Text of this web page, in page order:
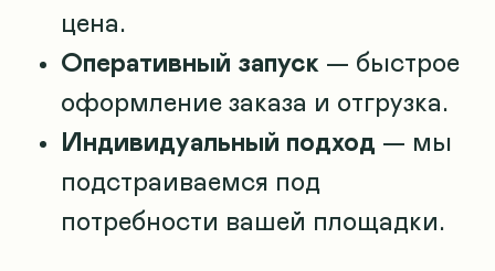
цена.
Оперативный запуск — быстрое
оформление заказа и отгрузка.
Индивидуальный подход — мы
подстраиваемся под
потребности вашей площадки.